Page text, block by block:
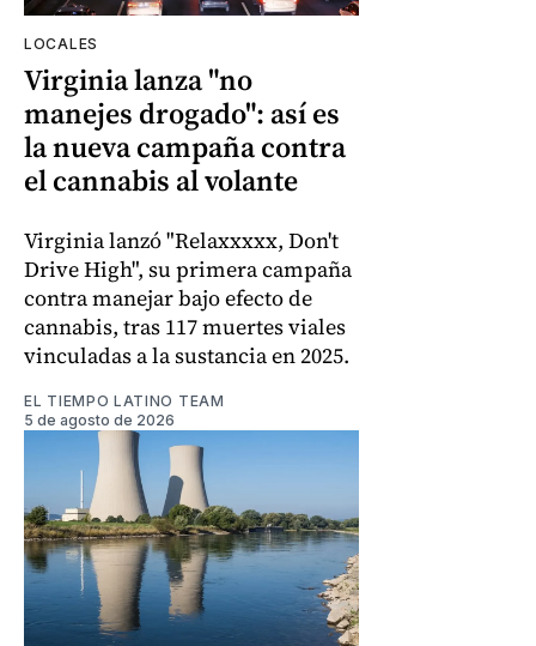
LOCALES
Virginia lanza "no
manejes drogado": así es
la nueva campaña contra
el cannabis al volante
Virginia lanzó "Relaxxxxx, Don't
Drive High", su primera campaña
contra manejar bajo efecto de
cannabis, tras 117 muertes viales
vinculadas a la sustancia en 2025.
EL TIEMPO LATINO TEAM
5 de agosto de 2026